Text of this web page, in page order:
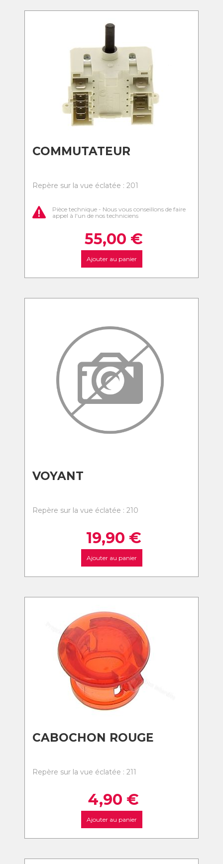
COMMUTATEUR
Repère sur la vue éclatée : 201
Pièce technique - Nous vous conseillons de faire
appel à l'un de nos techniciens
55,00 €
Ajouter au panier
VOYANT
Repère sur la vue éclatée : 210
19,90 €
Ajouter au panier
CABOCHON ROUGE
Repère sur la vue éclatée : 211
4,90 €
Ajouter au panier